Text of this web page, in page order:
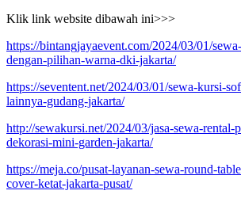
Klik link website dibawah ini>>>
https://bintangjayaevent.com/2024/03/01/
dengan-pilihan-warna-dki-jakarta/
https://seventent.net/2024/03/01/sewa-kursi-
lainnya-gudang-jakarta/
http://sewakursi.net/2024/03/jasa-sewa-rental-
dekorasi-mini-garden-jakarta/
https://meja.co/pusat-layanan-sewa-round-
cover-ketat-jakarta-pusat/